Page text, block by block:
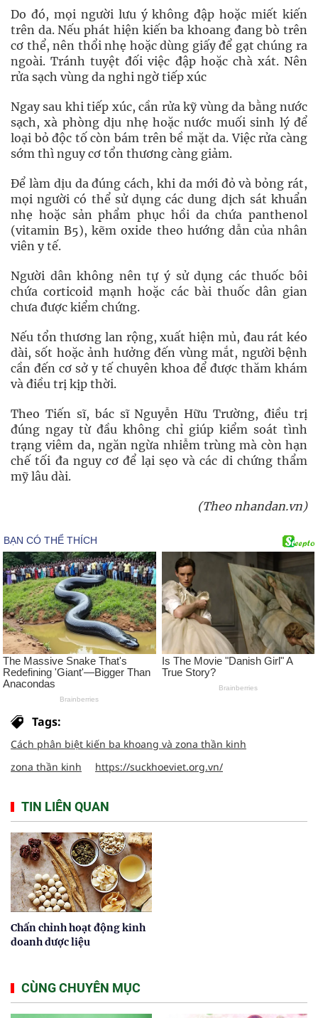
Do đó, mọi người lưu ý không đập hoặc miết kiến
trên da. Nếu phát hiện kiến ba khoang đang bò trên
cơ thể, nên thổi nhẹ hoặc dùng giấy để gạt chúng ra
ngoài. Tránh tuyệt đối việc đập hoặc chà xát. Nên
rửa sạch vùng da nghi ngờ tiếp xúc
Ngay sau khi tiếp xúc, cần rửa kỹ vùng da bằng nước
sạch, xà phòng dịu nhẹ hoặc nước muối sinh lý để
loại bỏ độc tố còn bám trên bề mặt da. Việc rửa càng
sớm thì nguy cơ tổn thương càng giảm.
Để làm dịu da đúng cách, khi da mới đỏ và bỏng rát,
mọi người có thể sử dụng các dung dịch sát khuẩn
nhẹ hoặc sản phẩm phục hồi da chứa panthenol
(vitamin B5), kẽm oxide theo hướng dẫn của nhân
viên y tế.
Người dân không nên tự ý sử dụng các thuốc bôi
chứa corticoid mạnh hoặc các bài thuốc dân gian
chưa được kiểm chứng.
Nếu tổn thương lan rộng, xuất hiện mủ, đau rát kéo
dài, sốt hoặc ảnh hưởng đến vùng mắt, người bệnh
cần đến cơ sở y tế chuyên khoa để được thăm khám
và điều trị kịp thời.
Theo Tiến sĩ, bác sĩ Nguyễn Hữu Trường, điều trị
đúng ngay từ đầu không chỉ giúp kiểm soát tình
trạng viêm da, ngăn ngừa nhiễm trùng mà còn hạn
chế tối đa nguy cơ để lại sẹo và các di chứng thẩm
mỹ lâu dài.
(Theo nhandan.vn)
Tags:
Cách phân biệt kiến ba khoang và zona thần kinh
zona thần kinh
https://suckhoeviet.org.vn/
TIN LIÊN QUAN
Chấn chỉnh hoạt động kinh
doanh dược liệu
CÙNG CHUYÊN MỤC